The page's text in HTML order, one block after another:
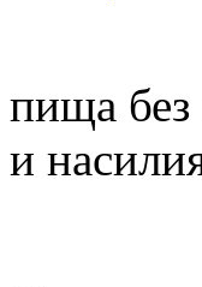
пища без
и